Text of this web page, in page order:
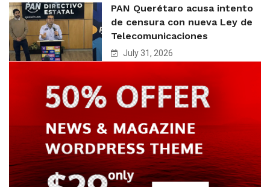
PAN Querétaro acusa intento
de censura con nueva Ley de
Telecomunicaciones
July 31, 2026